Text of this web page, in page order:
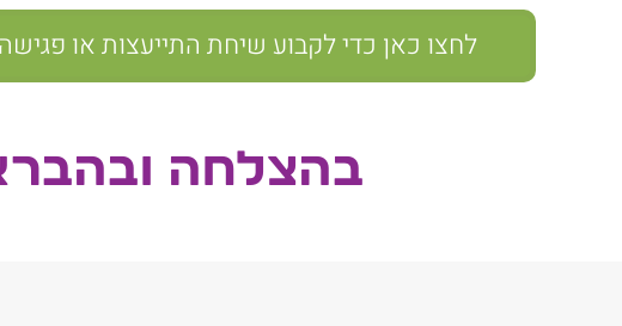
לחצו כאן כדי לקבוע שיחת התייעצות או
בהצלחה